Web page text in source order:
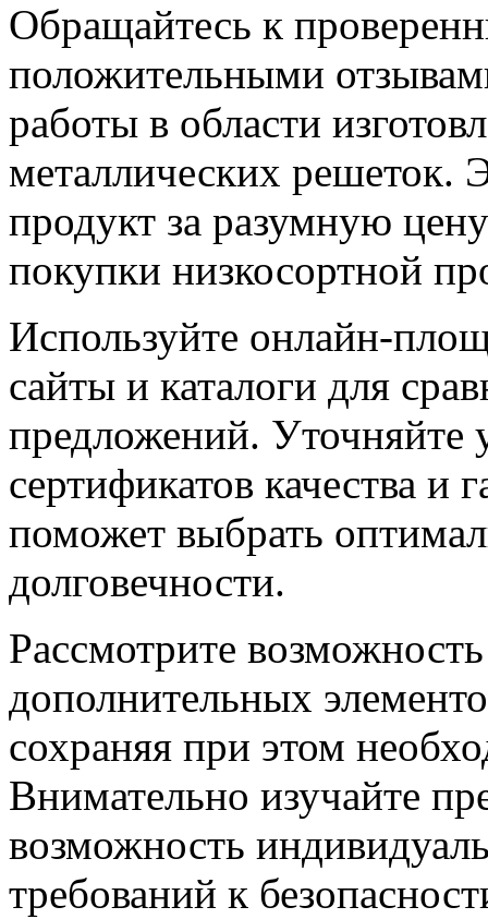
Обращайтесь к
положительными
работы в области
металлических решеток.
продукт за разумную
покупки низкосортной
Используйте онлайн-
сайты и каталоги для
предложений. Уточняйте
сертификатов качества и
поможет выбрать
долговечности.
Рассмотрите
дополнительных
сохраняя при этом
Внимательно изучайте
возможность
требований к